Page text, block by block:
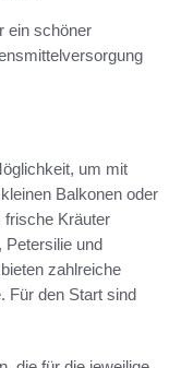
ein schöner
um mit
Balkonen oder
frische Kräuter
Petersilie und
zahlreiche
Für den Start sind